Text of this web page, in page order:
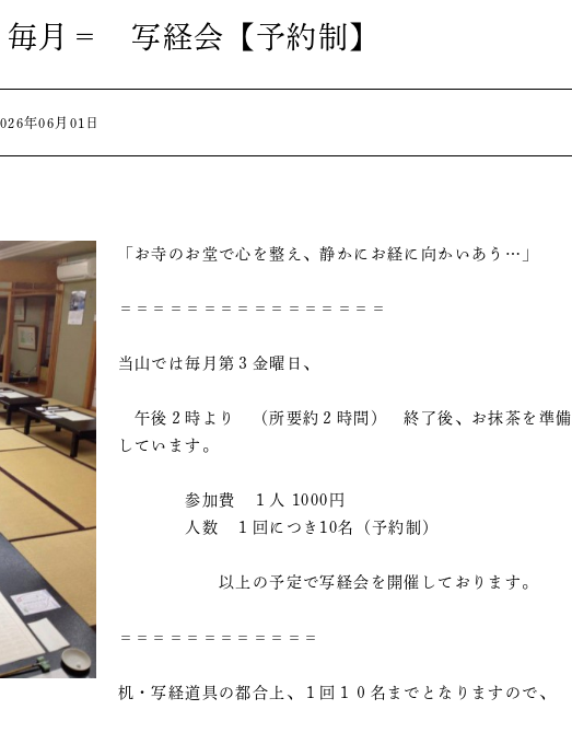
毎月＝ 写経会【予約制】
年06月01日
「お寺のお堂で心を整え、静かにお経に向かいあう…」
＝＝＝＝＝＝＝＝＝＝＝＝＝＝＝＝
当山では毎月第３金曜日、
午後２時より （所要約２時間） 終了後、お抹茶を準備
しています。
参加費 １人 1000円
人数 １回につき10名（予約制）
以上の予定で写経会を開催しております。
＝＝＝＝＝＝＝＝＝＝＝＝
机・写経道具の都合上、１回１０名までとなりますので、